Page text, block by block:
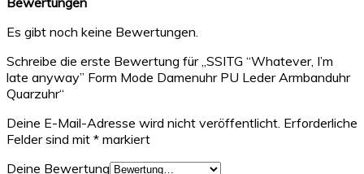
Es gibt noch keine Bewertungen.
Schreibe die erste Bewertung für „SSITG “Whatever, I’m
late anyway” Form Mode Damenuhr PU Leder Armbanduhr
Quarzuhr“
Deine E-Mail-Adresse wird nicht veröffentlicht. Erforderliche
Felder sind mit * markiert
Deine Bewertung